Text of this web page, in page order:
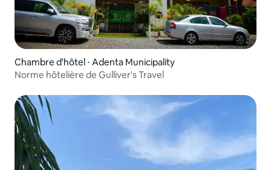
Chambre d'hôtel ⋅ Adenta Municipality
Norme hôtelière de Gulliver's Travel